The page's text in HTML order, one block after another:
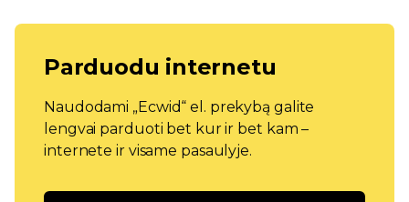
Parduodu internetu
Naudodami „Ecwid“ el. prekybą galite
lengvai parduoti bet kur ir bet kam –
internete ir visame pasaulyje.